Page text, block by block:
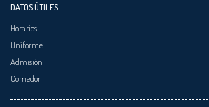
DATOS ÚTILES
Horarios
Uniforme
Admisión
Comedor